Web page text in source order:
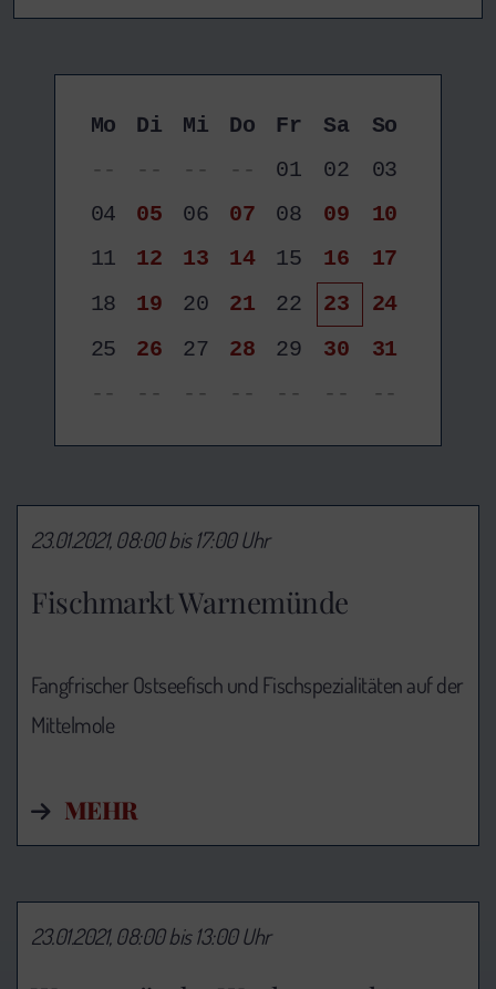
Mo Di Mi Do Fr Sa
So
--
-- -- -- 01 02
03
04
05 06 07 08 09
10
11
12 13 14 15 16
17
18
19 20 21 22 23
24
25
26 27 28 29 30
31
--
-- -- -- -- -- --
Fischmarkt Warnemünde
23.01.2021, 08:00 bis 17:00 Uhr
Fangfrischer Ostseefisch und Fischspezialitäten auf der
Mittelmole
MEHR
23.01.2021, 08:00 bis 13:00 Uhr